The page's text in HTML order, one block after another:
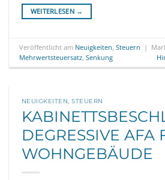
WEITERLESEN →
Veröffentlicht am Neuigkeiten Steuern |
Mehrwertsteuersatz, Senkung
NEUIGKEITEN ,STEUERN
DEGRESSIVE AFA
WOHNGEBÄUDE